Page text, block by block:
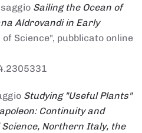
Sailing the Ocean of
Aldrovandi in Early
of Science", pubblicato online
Studying "Useful Plants"
Continuity and
Northern Italy, the